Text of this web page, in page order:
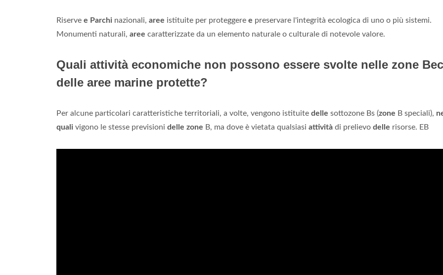
Riserve e Parchi nazionali, aree istituite per proteggere e preservare l'integrità ecologica di uno o più sistemi.
Monumenti naturali, aree caratterizzate da un elemento naturale o culturale di notevole valore.
Quali attività economiche non possono essere svolte nelle zone Bec
delle aree marine protette?
Per alcune particolari caratteristiche territoriali, a volte, vengono istituite delle sottozone Bs (zone B speciali),
quali vigono le stesse previsioni delle zone B, ma dove è vietata qualsiasi attività di prelievo delle risorse. EB